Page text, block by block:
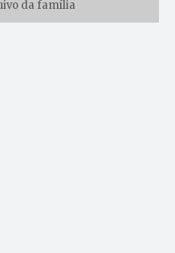
da família